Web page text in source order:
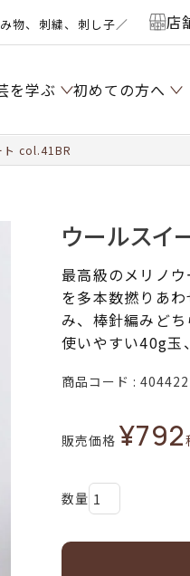
物、刺繍、刺し子／ 店
を学ぶ 初めての方へ
ト col.41BR
ウールスイ
最高級のメリノ
を多本数撚りあ
み、棒針編みどち
使いやすい40g玉
商品コード 404422
販売価格 ¥792